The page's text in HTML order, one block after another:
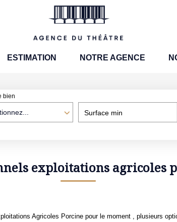
ESTIMATION NOTRE AGENCE
bien
Surface min
exploitations agricoles
Agricoles Porcine pour le moment , plusieurs